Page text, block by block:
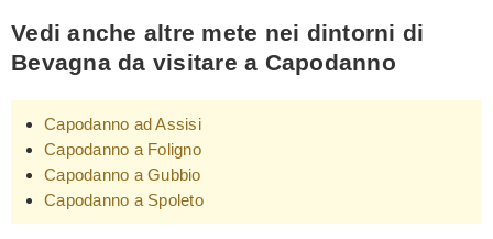
Vedi anche altre mete nei dintorni di
Bevagna da visitare a Capodanno
Capodanno ad Assisi
Capodanno a Foligno
Capodanno a Gubbio
Capodanno a Spoleto